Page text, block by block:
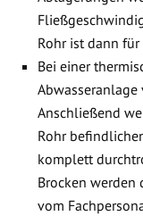
Rohr ist dann
Bei einer
Anschließend
Rohr
komplett
Brocken werden
vom